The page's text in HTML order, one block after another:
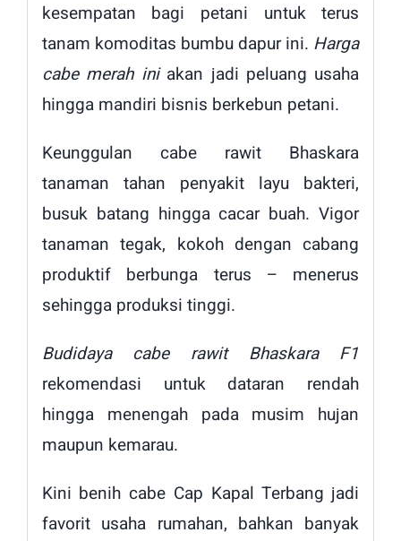
kesempatan bagi petani untuk terus
tanam komoditas bumbu dapur ini. Harga
cabe merah iniakan jadi peluang usaha
hingga mandiri bisnis berkebun petani.
Keunggulan cabe rawit Bhaskara
tanaman tahan penyakit layu bakteri,
busuk batang hingga cacar buah. Vigor
tanaman tegak, kokoh dengan cabang
produktif berbunga terus – menerus
sehingga produksi tinggi.
Budidaya cabe rawit Bhaskara F1
rekomendasi untuk dataran rendah
hingga menengah pada musim hujan
maupun kemarau.
Kini benih cabe Cap Kapal Terbang jadi
favorit usaha rumahan, bahkan banyak